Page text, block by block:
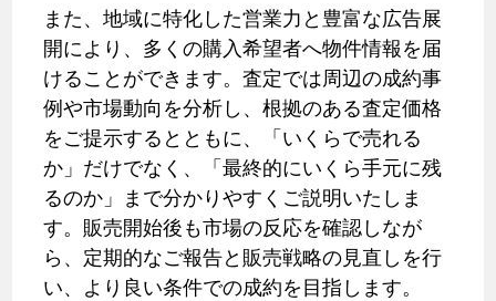
また、地域に特化した営業力と豊富な広告展
開により、多くの購入希望者へ物件情報を届
けることができます。査定では周辺の成約事
例や市場動向を分析し、根拠のある査定価格
をご提示するとともに、「いくらで売れる
か」だけでなく、「最終的にいくら手元に残
るのか」まで分かりやすくご説明いたしま
す。販売開始後も市場の反応を確認しなが
ら、定期的なご報告と販売戦略の見直しを行
い、より良い条件での成約を目指します。